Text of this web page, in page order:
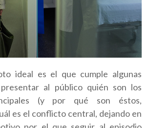
ideal es el que cumple algunas
al público quién son los
(y por qué son éstos,
es el conflicto central, dejando en